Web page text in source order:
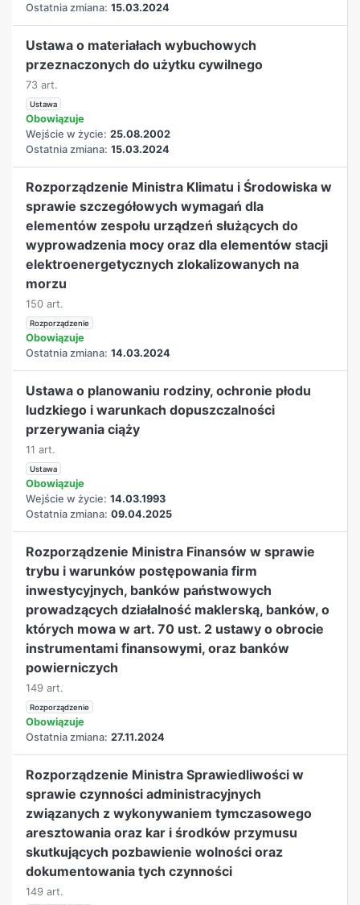
Ostatnia zmiana: 15.03.2024
Ustawa o materiałach wybuchowych
przeznaczonych do użytku cywilnego
73 art.
Ustawa
Obowiązuje
Wejście w życie: 25.08.2002
Ostatnia zmiana: 15.03.2024
Rozporządzenie Ministra Klimatu i Środowiska w
sprawie szczegółowych wymagań dla
elementów zespołu urządzeń służących do
wyprowadzenia mocy oraz dla elementów stacji
elektroenergetycznych zlokalizowanych na
morzu
150 art.
Rozporządzenie
Obowiązuje
Ostatnia zmiana: 14.03.2024
Ustawa o planowaniu rodziny, ochronie płodu
ludzkiego i warunkach dopuszczalności
przerywania ciąży
11 art.
Ustawa
Obowiązuje
Wejście w życie: 14.03.1993
Ostatnia zmiana: 09.04.2025
Rozporządzenie Ministra Finansów w sprawie
trybu i warunków postępowania firm
inwestycyjnych, banków państwowych
prowadzących działalność maklerską, banków, o
których mowa w art. 70 ust. 2 ustawy o obrocie
instrumentami finansowymi, oraz banków
powierniczych
149 art.
Rozporządzenie
Obowiązuje
Ostatnia zmiana: 27.11.2024
Rozporządzenie Ministra Sprawiedliwości w
sprawie czynności administracyjnych
związanych z wykonywaniem tymczasowego
aresztowania oraz kar i środków przymusu
skutkujących pozbawienie wolności oraz
dokumentowania tych czynności
149 art.